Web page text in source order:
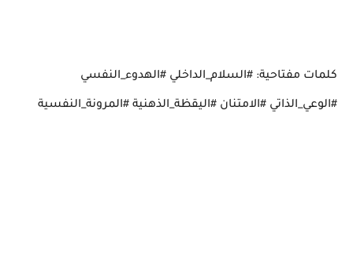
كلمات مفتاحية: #السلام_الداخلي #الهدوء_النفسي
#الوعي_الذاتي #الامتنان #اليقظة_الذهنية #المرونة_النفسية